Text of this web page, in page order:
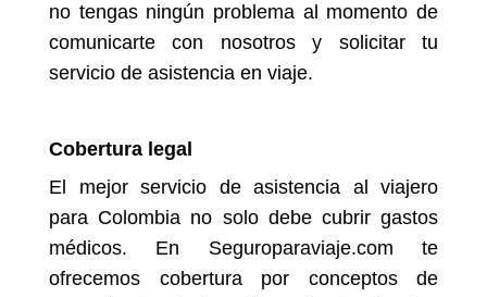
no tengas ningún problema al momento de
comunicarte con nosotros y solicitar tu
servicio de asistencia en viaje.
Cobertura legal
El mejor servicio de asistencia al viajero
para Colombia no solo debe cubrir gastos
médicos. En Seguroparaviaje.com te
ofrecemos cobertura por conceptos de